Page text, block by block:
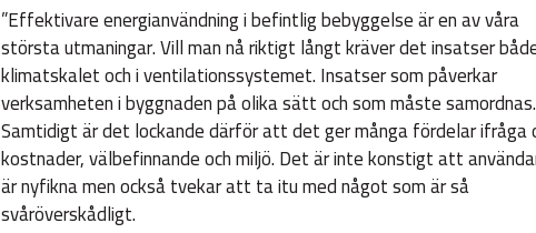
”Effektivare energianvändning i befintlig bebyggelse är en av våra
största utmaningar. Vill man nå riktigt långt kräver det insatser
klimatskalet och i ventilationssystemet. Insatser som påverkar
verksamheten i byggnaden på olika sätt och som måste samordnas.
Samtidigt är det lockande därför att det ger många fördelar ifråga
kostnader, välbefinnande och miljö. Det är inte konstigt att
är nyfikna men också tvekar att ta itu med något som är så
svåröverskådligt.